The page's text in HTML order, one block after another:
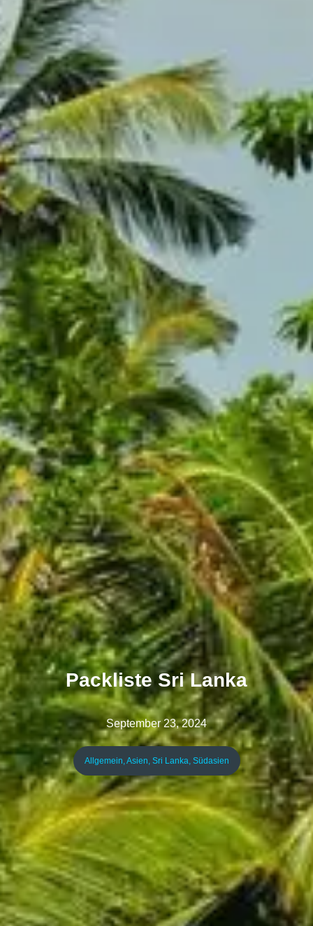
Packliste Sri Lanka
September 23, 2024
Allgemein,Asien, Sri Lanka, Südasien